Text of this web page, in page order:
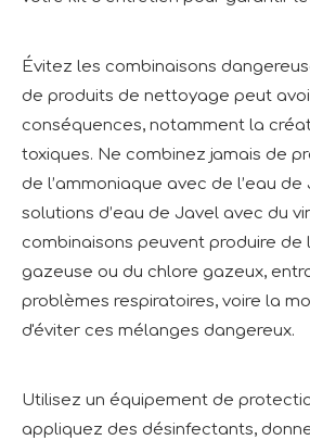
Évitez les combinaisons
de produits de nettoyage peut
conséquences, notamment la
toxiques. Ne combinez jamais de
de l’ammoniaque avec de l’eau
solutions d’eau de Javel avec du
combinaisons peuvent produire de
gazeuse ou du chlore gazeux,
problèmes respiratoires, voire la
d'éviter ces mélanges dangereux.
Utilisez un équipement de
appliquez des désinfectants,